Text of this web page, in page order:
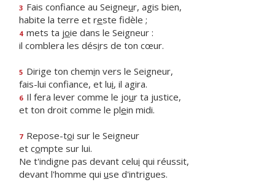
3 Fais confiance au Seigneur, agis bien,
habite la terre et reste fidèle ;
4 mets ta joie dans le Seigneur :
il comblera les désirs de ton cœur.
5 Dirige ton chemin vers le Seigneur,
fais-lui confiance, et lui, il agira.
6 Il fera lever comme le jour ta justice,
et ton droit comme le plein midi.
7 Repose-toi sur le Seigneur
et compte sur lui.
Ne t'indigne pas devant celui qui réussit,
devant l'homme qui use d'intrigues.